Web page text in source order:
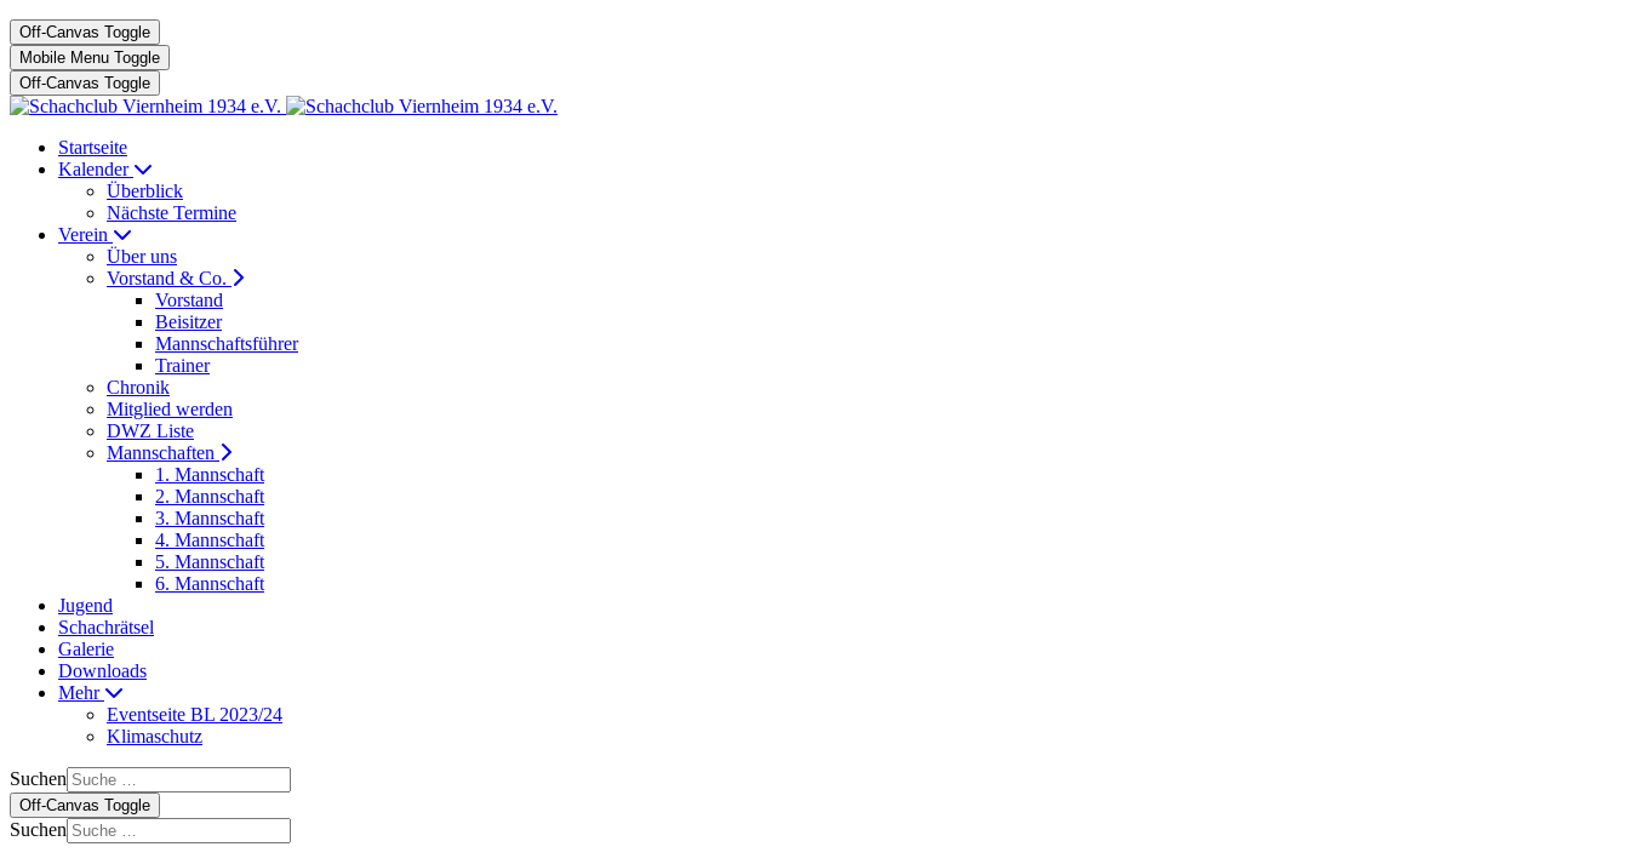
Off-Canvas Toggle
Mobile Menu Toggle
Off-Canvas Toggle
Startseite
Kalender
Überblick
Nächste Termine
Verein
Über uns
Vorstand & Co.
Vorstand
Beisitzer
Mannschaftsführer
Trainer
Chronik
Mitglied werden
DWZ Liste
Mannschaften
1. Mannschaft
2. Mannschaft
3. Mannschaft
4. Mannschaft
5. Mannschaft
6. Mannschaft
Jugend
Schachrätsel
Galerie
Downloads
Mehr
Eventseite BL 2023/24
Klimaschutz
Suchen
Off-Canvas Toggle
Suchen